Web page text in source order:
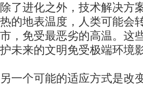
除了进化之外，技术解决方
热的地表温度，人类可能会
市，免受最恶劣的高温。这
护未来的文明免受极端环境
另一个可能的适应方式是改